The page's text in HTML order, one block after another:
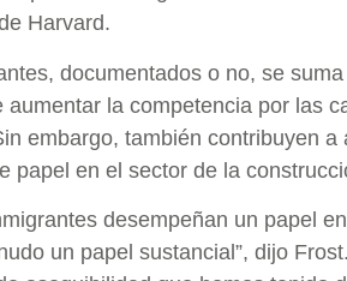
Harvard.
documentados o no, se suma
la competencia por las
embargo, también contribuyen a
papel en el sector de la
desempeñan un papel en
un papel sustancial”, dijo